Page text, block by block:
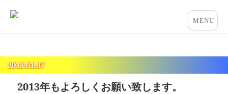
2013.01.07
2013年もよろしくお願い致します。